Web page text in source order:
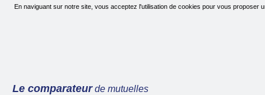
En naviguant sur notre site, vous acceptez l'utilisation de cookies pour vous
Le comparateurde mutuelles